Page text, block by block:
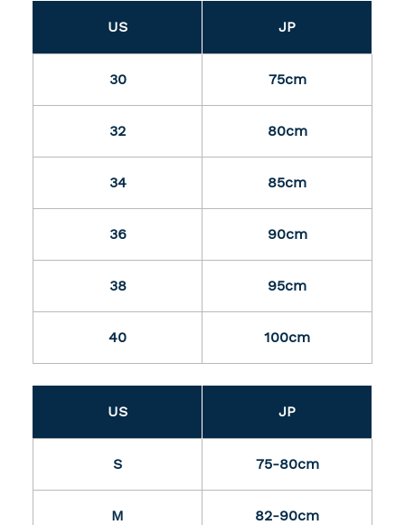
US JP
30 75cm
32 80cm
34 85cm
36 90cm
38 95cm
40 100cm
US JP
S 75-80cm
M 82-90cm